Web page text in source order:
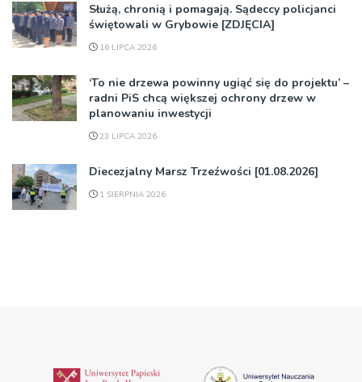
Służą, chronią i pomagają. Sądeccy policjanci
świętowali w Grybowie [ZDJĘCIA]
16 LIPCA 2026
‘To nie drzewa powinny ugiąć się do projektu’ –
radni PiS chcą większej ochrony drzew w
planowaniu inwestycji
23 LIPCA 2026
Diecezjalny Marsz Trzeźwości [01.08.2026]
1 SIERPNIA 2026